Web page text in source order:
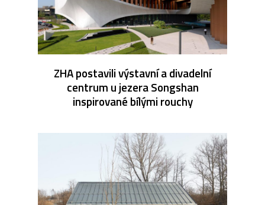
ZHA postavili výstavní a divadelní
centrum u jezera Songshan
inspirované bílými rouchy